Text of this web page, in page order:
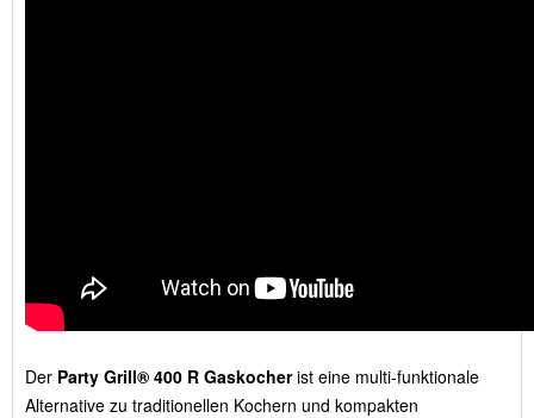
Der Party Grill® 400 R Gaskocherist eine multi-funktionale
Alternative zu traditionellen Kochern und kompakten